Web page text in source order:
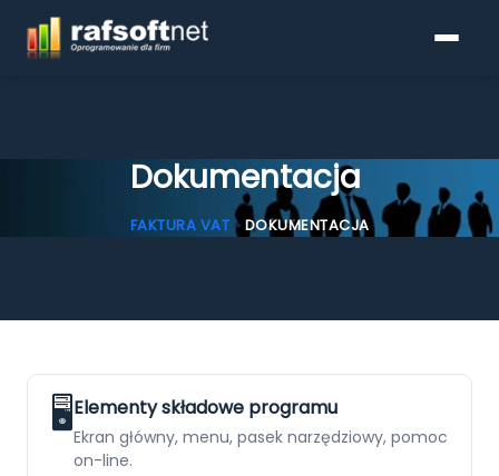
Cennik
KSeF
Dokumentacja
FAKTURA VAT » DOKUMENTACJA
🖥️Elementy składowe programu
Ekran główny, menu, pasek narzędziowy, pomoc
on-line.